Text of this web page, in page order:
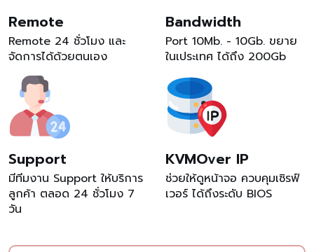
Remote
Remote 24 ชั่วโมง และ
จัดการได้ด้วยตนเอง
Bandwidth
Port 10Mb. - 10Gb. ขยาย
ในเประเทศ ได้ถึง 200Gb
Support
มีทีมงาน Support ให้บริการ
ลูกค้า ตลอด 24 ชั่วโมง 7
วัน
KVMOver IP
ช่วยให้ดูหน้าจอ ควบคุมเซิรฟ์
เวอร์ ได้ถึงระดับ BIOS